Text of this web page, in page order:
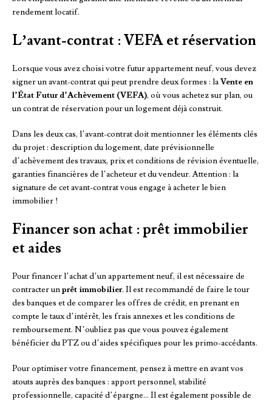
rendement locatif.
L’avant-contrat : VEFA et réservation
Lorsque vous avez choisi votre futur appartement neuf, vous devez
signer un avant-contrat qui peut prendre deux formes : laVente en
l’État Futur d’Achèvement (VEFA), où vous achetez sur plan, ou
un contrat de réservation pour un logement déjà construit.
Dans les deux cas, l’avant-contrat doit mentionner les éléments clés
du projet : description du logement, date prévisionnelle
d’achèvement des travaux, prix et conditions de révision éventuelle,
garanties financières de l’acheteur et du vendeur. Attention : la
signature de cet avant-contrat vous engage à acheter le bien
immobilier !
Financer son achat : prêt immobilier
et aides
Pour financer l’achat d’un appartement neuf, il est nécessaire de
contracter unprêt immobilier. Il est recommandé de faire le tour
des banques et de comparer les offres de crédit, en prenant en
compte le taux d’intérêt, les frais annexes et les conditions de
remboursement. N’oubliez pas que vous pouvez également
bénéficier du PTZ ou d’aides spécifiques pour les primo-accédants.
Pour optimiser votre financement, pensez à mettre en avant vos
atouts auprès des banques : apport personnel, stabilité
professionnelle, capacité d’épargne… Il est également possible de